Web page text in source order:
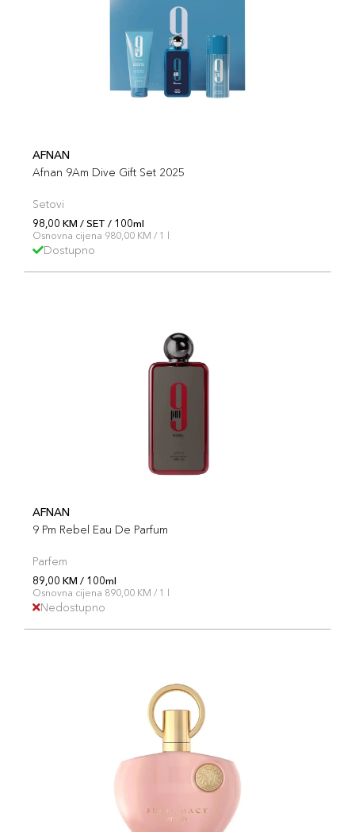
AFNAN
Afnan 9Am Dive Gift Set 2025
Setovi
98,00 KM / SET / 100ml
Osnovna cijena 980,00 KM / 1 l
Dostupno
AFNAN
9 Pm Rebel Eau De Parfum
Parfem
89,00 KM / 100ml
Osnovna cijena 890,00 KM / 1 l
Nedostupno